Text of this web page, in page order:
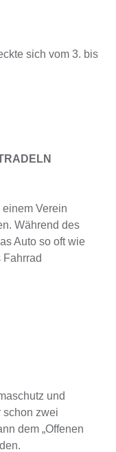
sich vom 3. bis
Verein
Während des
Auto so oft wie
und
schon zwei
dem „Offenen